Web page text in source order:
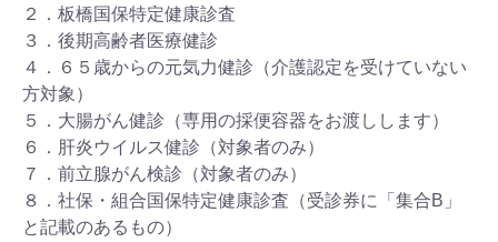
２．板橋国保特定健康診査
３．後期高齢者医療健診
４．６５歳からの元気力健診（介護認定を受けていない
方対象）
５．大腸がん健診（専用の採便容器をお渡しします）
６．肝炎ウイルス健診（対象者のみ）
７．前立腺がん検診（対象者のみ）
８．社保・組合国保特定健康診査（受診券に「集合B」
と記載のあるもの）